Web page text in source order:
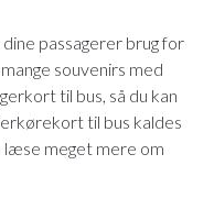
dine passagerer brug for
souvenirs med
til bus, så du kan
til bus kaldes
læse meget mere om